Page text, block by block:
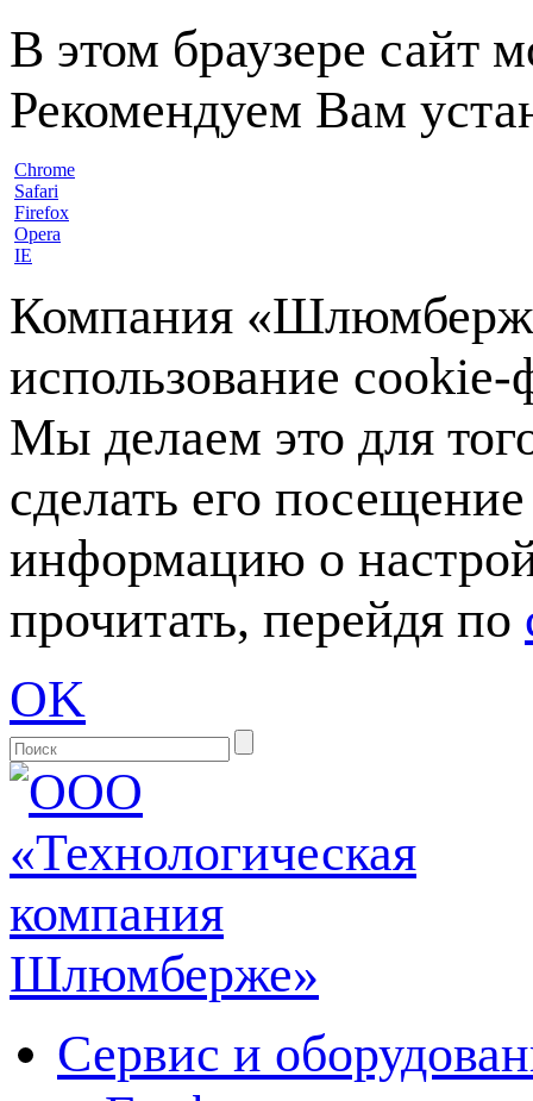
В этом браузере сайт
Рекомендуем Вам
Chrome
Safari
Firefox
Opera
IE
Компания
использование
Мы делаем это для
сделать его
информацию о
прочитать, перейдя по
OK
Сервис и